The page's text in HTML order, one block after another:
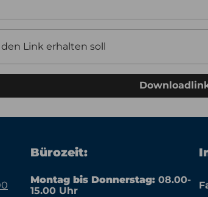
Link erhalten soll
Bürozeit:
Montag bis Donnerstag: 08.00-
15.00 Uhr